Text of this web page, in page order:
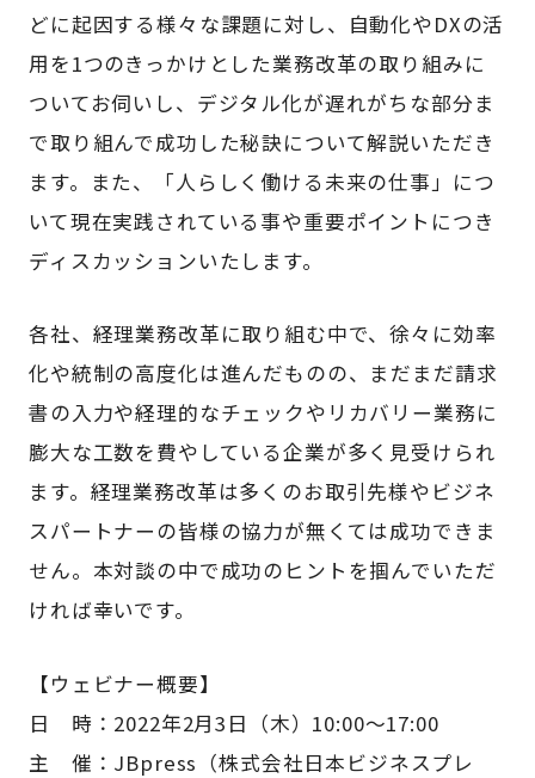
どに起因する様々な課題に対し、自動化やDXの活
用を1つのきっかけとした業務改革の取り組みに
ついてお伺いし、デジタル化が遅れがちな部分ま
で取り組んで成功した秘訣について解説いただき
ます。また、「人らしく働ける未来の仕事」につ
いて現在実践されている事や重要ポイントにつき
ディスカッションいたします。
各社、経理業務改革に取り組む中で、徐々に効率
化や統制の高度化は進んだものの、まだまだ請求
書の入力や経理的なチェックやリカバリー業務に
膨大な工数を費やしている企業が多く見受けられ
ます。経理業務改革は多くのお取引先様やビジネ
スパートナーの皆様の協力が無くては成功できま
せん。本対談の中で成功のヒントを掴んでいただ
ければ幸いです。
【ウェビナー概要】
日 時：2022年2月3日（木）10:00～17:00
主 催：JBpress（株式会社日本ビジネスプレ